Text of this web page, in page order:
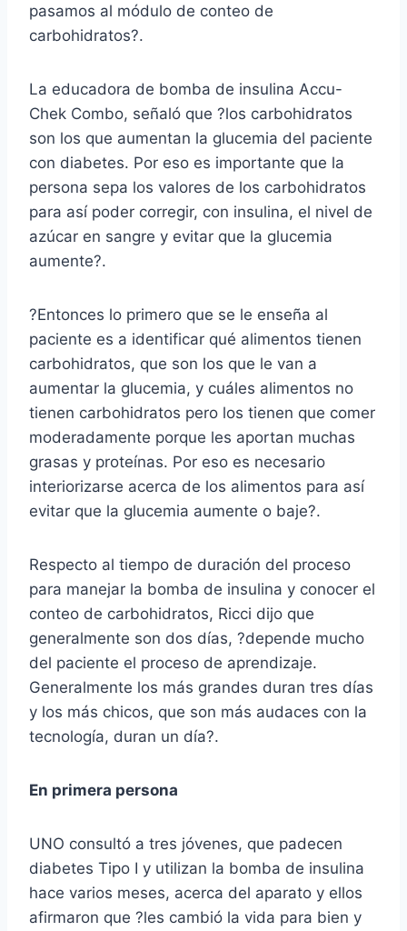
pasamos al módulo de conteo de
carbohidratos?.
La educadora de bomba de insulina Accu-
Chek Combo, señaló que ?los carbohidratos
son los que aumentan la glucemia del paciente
con diabetes. Por eso es importante que la
persona sepa los valores de los carbohidratos
para así poder corregir, con insulina, el nivel de
azúcar en sangre y evitar que la glucemia
aumente?.
?Entonces lo primero que se le enseña al
paciente es a identificar qué alimentos tienen
carbohidratos, que son los que le van a
aumentar la glucemia, y cuáles alimentos no
tienen carbohidratos pero los tienen que comer
moderadamente porque les aportan muchas
grasas y proteínas. Por eso es necesario
interiorizarse acerca de los alimentos para así
evitar que la glucemia aumente o baje?.
Respecto al tiempo de duración del proceso
para manejar la bomba de insulina y conocer el
conteo de carbohidratos, Ricci dijo que
generalmente son dos días, ?depende mucho
del paciente el proceso de aprendizaje.
Generalmente los más grandes duran tres días
y los más chicos, que son más audaces con la
tecnología, duran un día?.
En primera persona
UNO consultó a tres jóvenes, que padecen
diabetes Tipo I y utilizan la bomba de insulina
hace varios meses, acerca del aparato y ellos
afirmaron que ?les cambió la vida para bien y